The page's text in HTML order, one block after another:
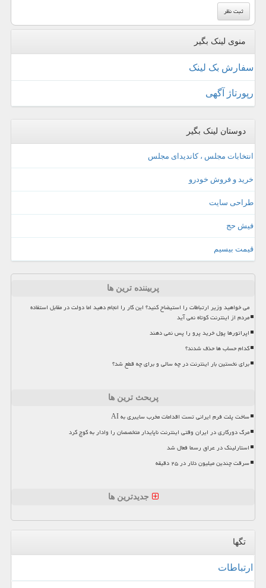
منوی لینک بگیر
سفارش بک لینک
رپورتاژ آگهی
دوستان لینک بگیر
انتخابات مجلس ، کاندیدای مجلس
خرید و فروش خودرو
طراحی سایت
فیش حج
قیمت بیسیم
پربیننده ترین ها
می خواهید وزیر ارتباطات را استیضاح کنید؟ این کار را انجام دهید اما دولت در مقابل استفاده
مردم از اینترنت کوتاه نمی آید
اپراتورها پول خرید پرو را پس نمی دهند
کدام حساب ها حذف شدند؟
برای نخستین بار اینترنت در چه سالی و برای چه قطع شد؟
پربحث ترین ها
ساخت پلت فرم ایرانی تست اقدامات مخرب سایبری به AI
مرگ دورکاری در ایران وقتی اینترنت ناپایدار متخصصان را وادار به کوچ کرد
استارلینک در عراق رسما فعال شد
سرقت چندین میلیون دلار در ۲۵ دقیقه
جدیدترین ها
تگها
ارتباطات